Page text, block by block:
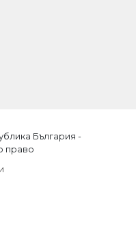
България -
право